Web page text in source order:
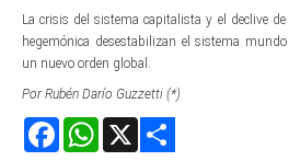
La crisis del sistema capitalista y el declive
hegemónica desestabilizan el sistema
un nuevo orden global.
Por Rubén Darío Guzzetti (*)
FacebookWhatsApp